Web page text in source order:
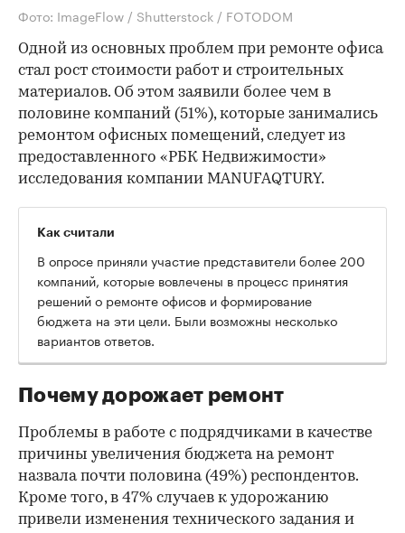
Фото: ImageFlow / Shutterstock / FOTODOM
Одной из основных проблем при ремонте офиса
стал рост стоимости работ и строительных
материалов. Об этом заявили более чем в
половине компаний (51%), которые занимались
ремонтом офисных помещений, следует из
предоставленного «РБК Недвижимости»
исследования компании MANUFAQTURY.
Как считали
В опросе приняли участие представители более 200
компаний, которые вовлечены в процесс принятия
решений о ремонте офисов и формирование
бюджета на эти цели. Были возможны несколько
вариантов ответов.
Почему дорожает ремонт
Проблемы в работе с подрядчиками в качестве
причины увеличения бюджета на ремонт
назвала почти половина (49%) респондентов.
Кроме того, в 47% случаев к удорожанию
привели изменения технического задания и